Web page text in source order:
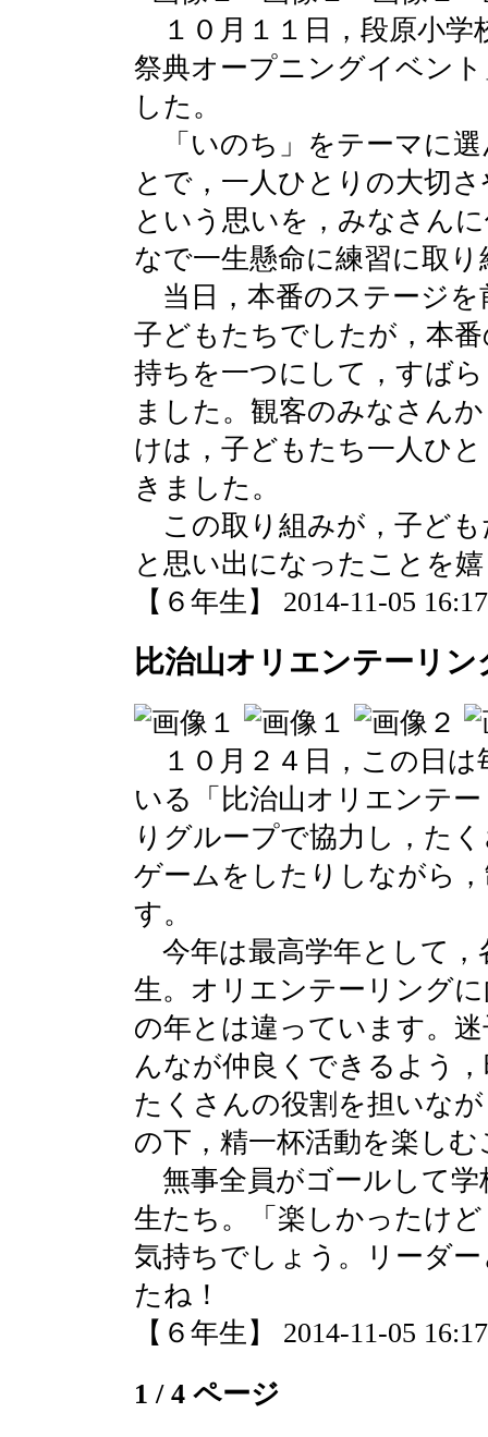
１０月１１日，段原小学
祭典オープニングイベン
した。
「いのち」をテーマに
とで，一人ひとりの大切
という思いを，みなさん
なで一生懸命に練習に取
当日，本番のステージを
子どもたちでしたが，本
持ちを一つにして，すば
ました。観客のみなさん
けは，子どもたち一人ひ
きました。
この取り組みが，子ど
と思い出になったことを
【６年生】 2014-11-05
比治山オリエンテーリン
１０月２４日，この日は
いる「比治山オリエンテ
りグループで協力し，た
ゲームをしたりしながら
す。
今年は最高学年として，
生。オリエンテーリング
の年とは違っています。
んなが仲良くできるよう
たくさんの役割を担いな
の下，精一杯活動を楽し
無事全員がゴールして学
生たち。「楽しかったけ
気持ちでしょう。リーダ
たね！
【６年生】 2014-11-05
1 / 4 ページ